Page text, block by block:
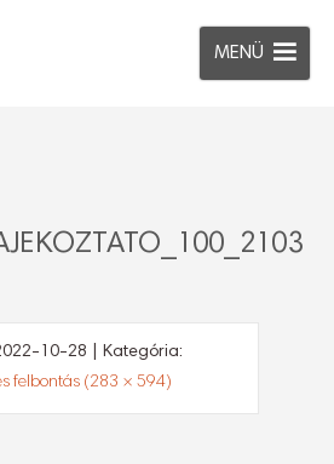
MENÜ
10-28 | Kategória:
felbontás (283 × 594)